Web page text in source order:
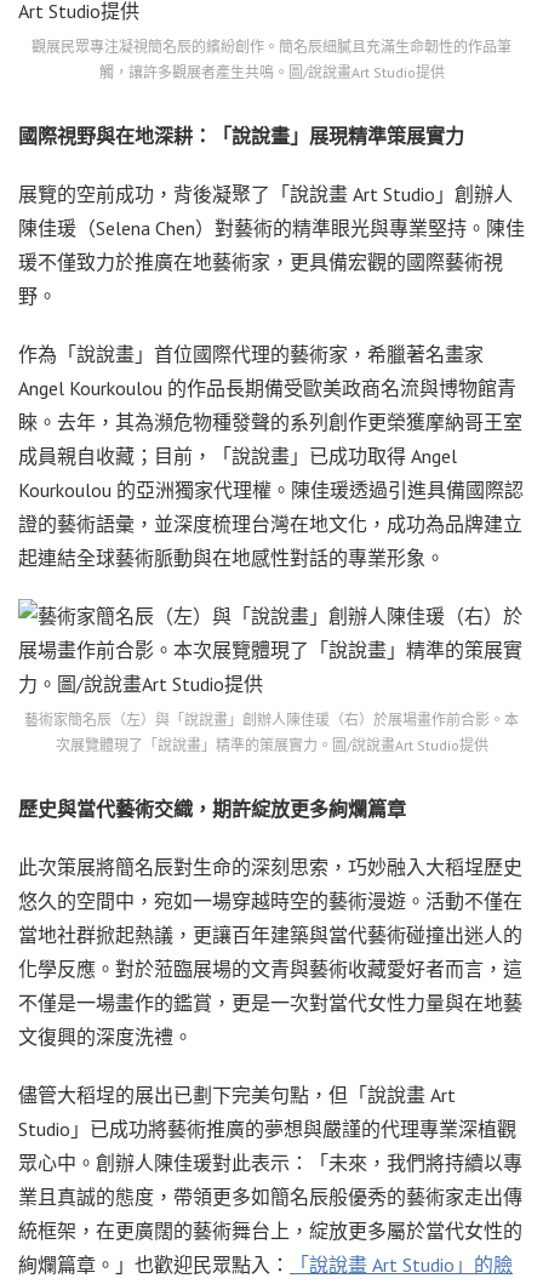
觀展民眾專注凝視簡名辰的繽紛創作。簡名辰細膩且充滿生命韌性的作品筆
觸，讓許多觀展者產生共鳴。圖/說說畫Art Studio提供
國際視野與在地深耕：「說說畫」展現精準策展實力
展覽的空前成功，背後凝聚了「說說畫 Art Studio」創辦人
陳佳瑗（Selena Chen）對藝術的精準眼光與專業堅持。陳佳
瑗不僅致力於推廣在地藝術家，更具備宏觀的國際藝術視
野。
作為「說說畫」首位國際代理的藝術家，希臘著名畫家
Angel Kourkoulou 的作品長期備受歐美政商名流與博物館青
睞。去年，其為瀕危物種發聲的系列創作更榮獲摩納哥王室
成員親自收藏；目前，「說說畫」已成功取得 Angel
Kourkoulou 的亞洲獨家代理權。陳佳瑗透過引進具備國際認
證的藝術語彙，並深度梳理台灣在地文化，成功為品牌建立
起連結全球藝術脈動與在地感性對話的專業形象。
藝術家簡名辰（左）與「說說畫」創辦人陳佳瑗（右）於展場畫作前合影。本
次展覽體現了「說說畫」精準的策展實力。圖/說說畫Art Studio提供
歷史與當代藝術交織，期許綻放更多絢爛篇章
此次策展將簡名辰對生命的深刻思索，巧妙融入大稻埕歷史
悠久的空間中，宛如一場穿越時空的藝術漫遊。活動不僅在
當地社群掀起熱議，更讓百年建築與當代藝術碰撞出迷人的
化學反應。對於蒞臨展場的文青與藝術收藏愛好者而言，這
不僅是一場畫作的鑑賞，更是一次對當代女性力量與在地藝
文復興的深度洗禮。
儘管大稻埕的展出已劃下完美句點，但「說說畫 Art
Studio」已成功將藝術推廣的夢想與嚴謹的代理專業深植觀
眾心中。創辦人陳佳瑗對此表示：「未來，我們將持續以專
業且真誠的態度，帶領更多如簡名辰般優秀的藝術家走出傳
統框架，在更廣闊的藝術舞台上，綻放更多屬於當代女性的
絢爛篇章。」也歡迎民眾點入：
「說說畫 Art Studio」的臉